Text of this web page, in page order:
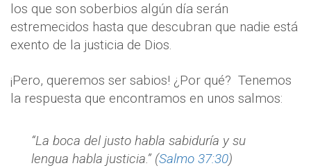
los que son soberbios algún día serán
estremecidos hasta que descubran que nadie está
exento de la justicia de Dios.
¡Pero, queremos ser sabios! ¿Por qué? Tenemos
la respuesta que encontramos en unos salmos:
“La boca del justo habla sabiduría y su
lengua habla justicia.” (Salmo 37:30)